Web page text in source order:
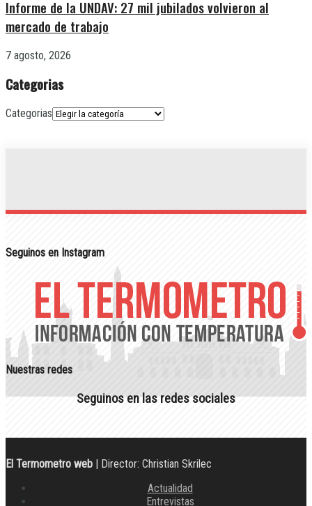
Informe de la UNDAV: 27 mil jubilados volvieron al
mercado de trabajo
7 agosto, 2026
Categorias
Categorias
Seguinos en Instagram
Nuestras redes
Seguinos en las redes sociales
El Termometro web | Director: Christian Skrilec
Actualidad
Entrevistas